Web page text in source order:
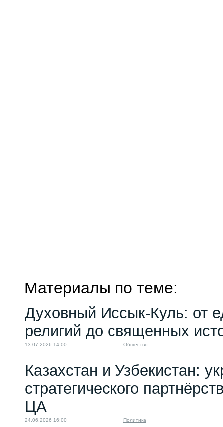
Материалы по теме:
Духовный Иссык-Куль: от
религий до священных
13.07.2026 14:00 Общество
Казахстан и Узбекистан:
стратегического
ЦА
24.06.2026 16:00 Политика